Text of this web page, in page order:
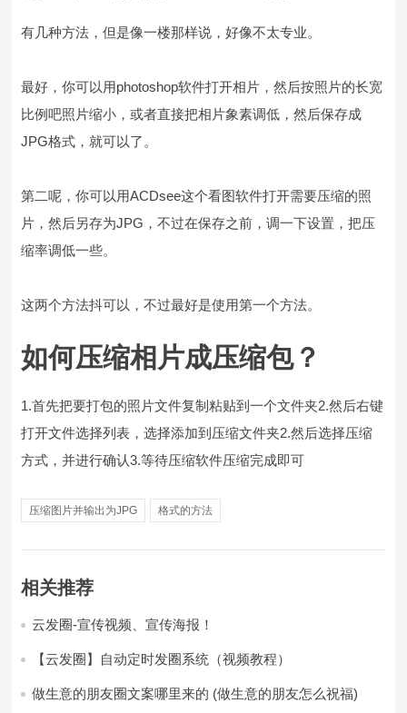
有几种方法，但是像一楼那样说，好像不太专业。
最好，你可以用photoshop软件打开相片，然后按照片的长宽
比例吧照片缩小，或者直接把相片象素调低，然后保存成
JPG格式，就可以了。
第二呢，你可以用ACDsee这个看图软件打开需要压缩的照
片，然后另存为JPG，不过在保存之前，调一下设置，把压
缩率调低一些。
这两个方法抖可以，不过最好是使用第一个方法。
如何压缩相片成压缩包？
1.首先把要打包的照片文件复制粘贴到一个文件夹2.然后右键
打开文件选择列表，选择添加到压缩文件夹2.然后选择压缩
方式，并进行确认3.等待压缩软件压缩完成即可
压缩图片并输出为JPG 格式的方法
相关推荐
云发圈-宣传视频、宣传海报！
【云发圈】自动定时发圈系统（视频教程）
做生意的朋友圈文案哪里来的 (做生意的朋友怎么祝福)